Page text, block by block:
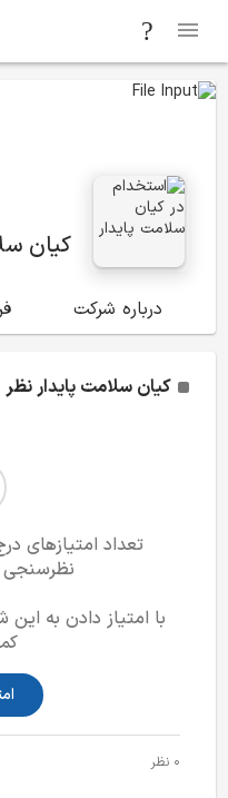
کیان
درباره شرکت
کیان سلامت پایدارنظر
تعداد امتیازهای
نظرسنجی
با امتیاز دادن به
0 نظر